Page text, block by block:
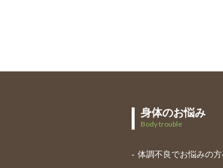
身体のお悩み
Body trouble
体調不良でお悩みの